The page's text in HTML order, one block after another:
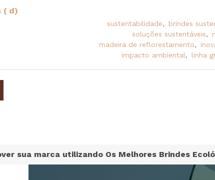
sustentabilidade, brindes
soluções sustentáveis,
madeira de reflorestamento,
impacto ambiental, linha
( d)
sua marca utilizando Os Melhores Brindes